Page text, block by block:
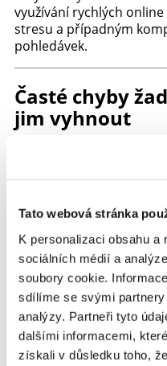
Tato webová stránka
K personalizaci obsahu
sociálních médií a
soubory cookie.
sdílíme se svými
analýzy. Partneři tyto
dalšími informacemi,
získali v důsledku toho,
využívání rychlých
stresu a případným
pohledávek.
Časté chyby
jim vyhnout
Mnoho lidí
penále. Vyplatí se
trvalý příkaz, abyste
nezapomněli.
Příliš vysoká částka
Někteří klienti si
úvěr, než reálně
vyšší úroky, větší
riziko neschopnosti